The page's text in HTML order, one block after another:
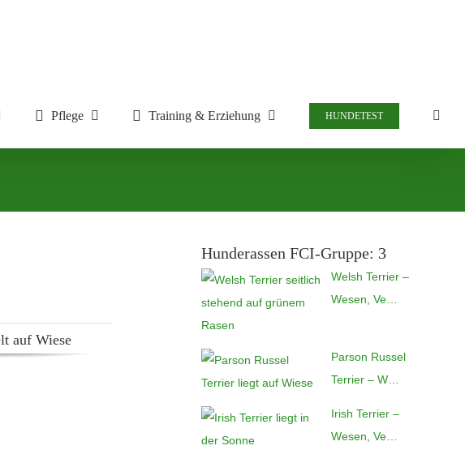
Pflege Training & Erziehung HUNDETEST
Hunderassen FCI-Gruppe: 3
Welsh Terrier –
Wesen, Ve…
Parson Russel
Terrier – W…
Irish Terrier –
Wesen, Ve…